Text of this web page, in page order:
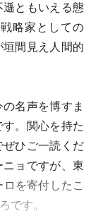
ともいえる態
略家としての
間見え人間的
名声を博すま
。関心を持た
ひご一読くだ
ョですが、東
を寄付したこ
です。